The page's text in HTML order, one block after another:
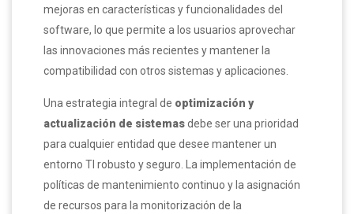
mejoras en características y funcionalidades del
software, lo que permite a los usuarios aprovechar
las innovaciones más recientes y mantener la
compatibilidad con otros sistemas y aplicaciones.
Una estrategia integral de optimización y
actualización de sistemasdebe ser una prioridad
para cualquier entidad que desee mantener un
entorno TI robusto y seguro. La implementación de
políticas de mantenimiento continuo y la asignación
de recursos para la monitorización de la